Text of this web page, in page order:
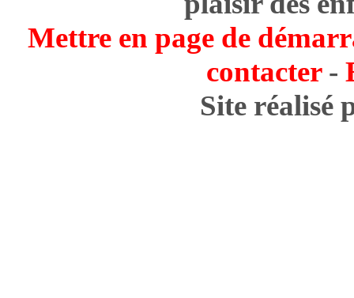
Mettre en page de
contacter-
Site réalisé